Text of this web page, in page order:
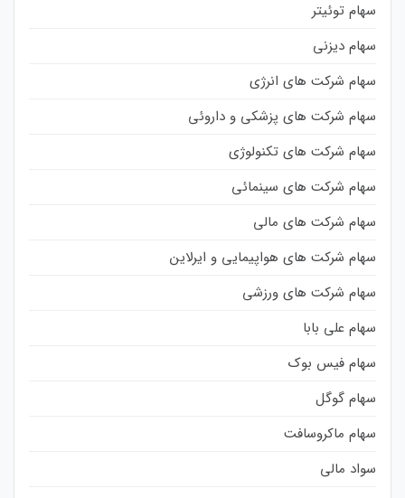
سهام توئیتر
سهام دیزنی
سهام شرکت های انرژی
سهام شرکت های پزشکی و داروئی
سهام شرکت های تکنولوژی
سهام شرکت های سینمائی
سهام شرکت های مالی
سهام شرکت های هواپیمایی و ایرلاین
سهام شرکت های ورزشی
سهام علی بابا
سهام فیس بوک
سهام گوگل
سهام ماکروسافت
سواد مالی